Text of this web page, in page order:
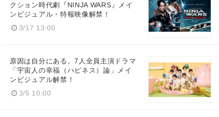
クション時代劇『NINJA WARS』メイ
ンビジュアル・特報映像解禁！
3/17 13:00
原因は自分にある。7人全員主演ドラマ
「宇宙人の幸福（ハピネス）論」メイ
ンビジュアル解禁！
3/5 10:00